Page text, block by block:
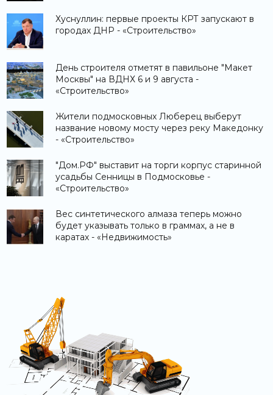
Хуснуллин: первые проекты КРТ запускают в
городах ДНР - «Строительство»
День строителя отметят в павильоне "Макет
Москвы" на ВДНХ 6 и 9 августа -
«Строительство»
Жители подмосковных Люберец выберут
название новому мосту через реку Македонку
- «Строительство»
"Дом.РФ" выставит на торги корпус старинной
усадьбы Сенницы в Подмосковье -
«Строительство»
Вес синтетического алмаза теперь можно
будет указывать только в граммах, а не в
каратах - «Недвижимость»